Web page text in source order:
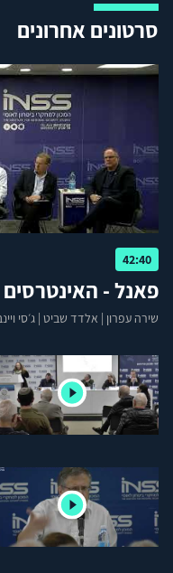
סרטונים אחרונים
42:40
פאנל -
שירה עפרון | אלדד שביט | ג׳סי